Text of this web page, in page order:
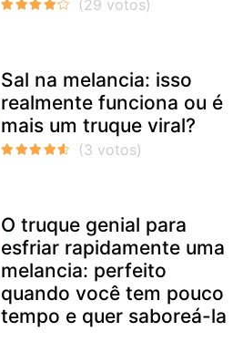
Sal na melancia: isso
realmente funciona ou é
mais um truque viral?
O truque genial para
esfriar rapidamente uma
melancia: perfeito
quando você tem pouco
tempo e quer saboreá-la